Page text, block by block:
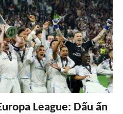
League: Dấu ấn